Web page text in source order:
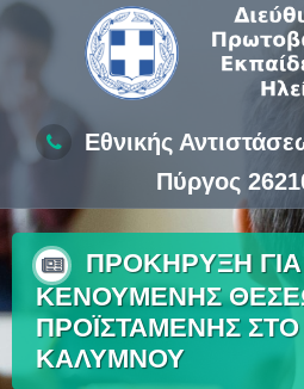
Skip
Εθνικής
Πύργος
ΠΡΟΚΗΡΥΞΗ
ΚΕΝΟΥΜΕΝΗΣ
ΠΡΟΪΣΤΑΜΕΝΗΣ
ΚΑΛΥΜΝΟΥ